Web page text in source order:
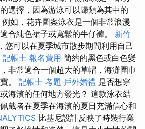
選擇，因為游泳可以歸類為其中的
例如，花卉圖案泳衣是一個非常浪漫
合純色裙子或寬鬆的牛仔褲。 新竹
您可以在夏季城市散步期間利用自己
記帳士 報名費用 簡約的黑色或白色變
非常適合一個超大的草帽，海灘圍巾
。 記帳士 考題 戶外婚禮 是否想穿
海濱的任何地方發光？ 這款泳衣結
戴者在夏季在海濱的夏日充滿信心和
比基尼設計反映了時裝行業